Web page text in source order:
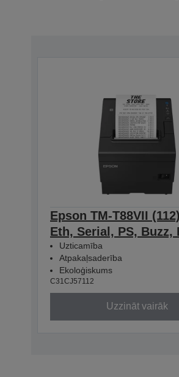
Epson TM-T88VII
Eth, Serial, PS, Buzz,
Uzticamība
Atpakaļsaderība
Ekoloģiskums
C31CJ57112
Uzzināt vairāk